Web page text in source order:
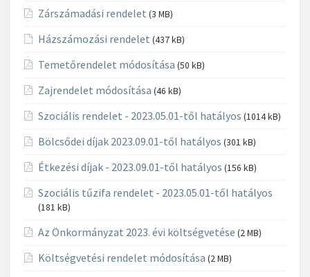
Zárszámadási rendelet (3 MB)
Házszámozási rendelet (437 kB)
Temetőrendelet módosítása (50 kB)
Zajrendelet módosítása (46 kB)
Szociális rendelet - 2023.05.01-től hatályos (1014 kB)
Bölcsődei díjak 2023.09.01-től hatályos (301 kB)
Étkezési díjak - 2023.09.01-től hatályos (156 kB)
Szociális tűzifa rendelet - 2023.05.01-től hatályos
(181 kB)
Az Önkormányzat 2023. évi költségvetése (2 MB)
Költségvetési rendelet módosítása (2 MB)